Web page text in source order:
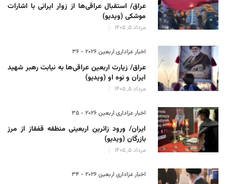
عراق/ استقبال عراقی‌ها از زوار ایرانی با اشارات
موشکی (ویدیو)
مرداد 5, 1405
اخبار عزاداری اربعین ۲۰۲۶ - 36
عراق/ زیارت اربعین عراقی‌ها به نیابت رهبر شهید
ایران و نوه او (ویدیو)
مرداد 5, 1405
اخبار عزاداری اربعین ۲۰۲۶ - 35
ایران/ ورود زائرین اربعینی منطقه قفقاز از مرز
بازرگان (ویدیو)
مرداد 5, 1405
اخبار عزاداری اربعین ۲۰۲۶ - 34